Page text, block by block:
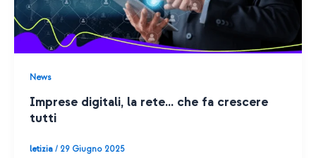
News
Imprese digitali, la rete… che fa crescere
tutti
letizia / 29 Giugno 2025